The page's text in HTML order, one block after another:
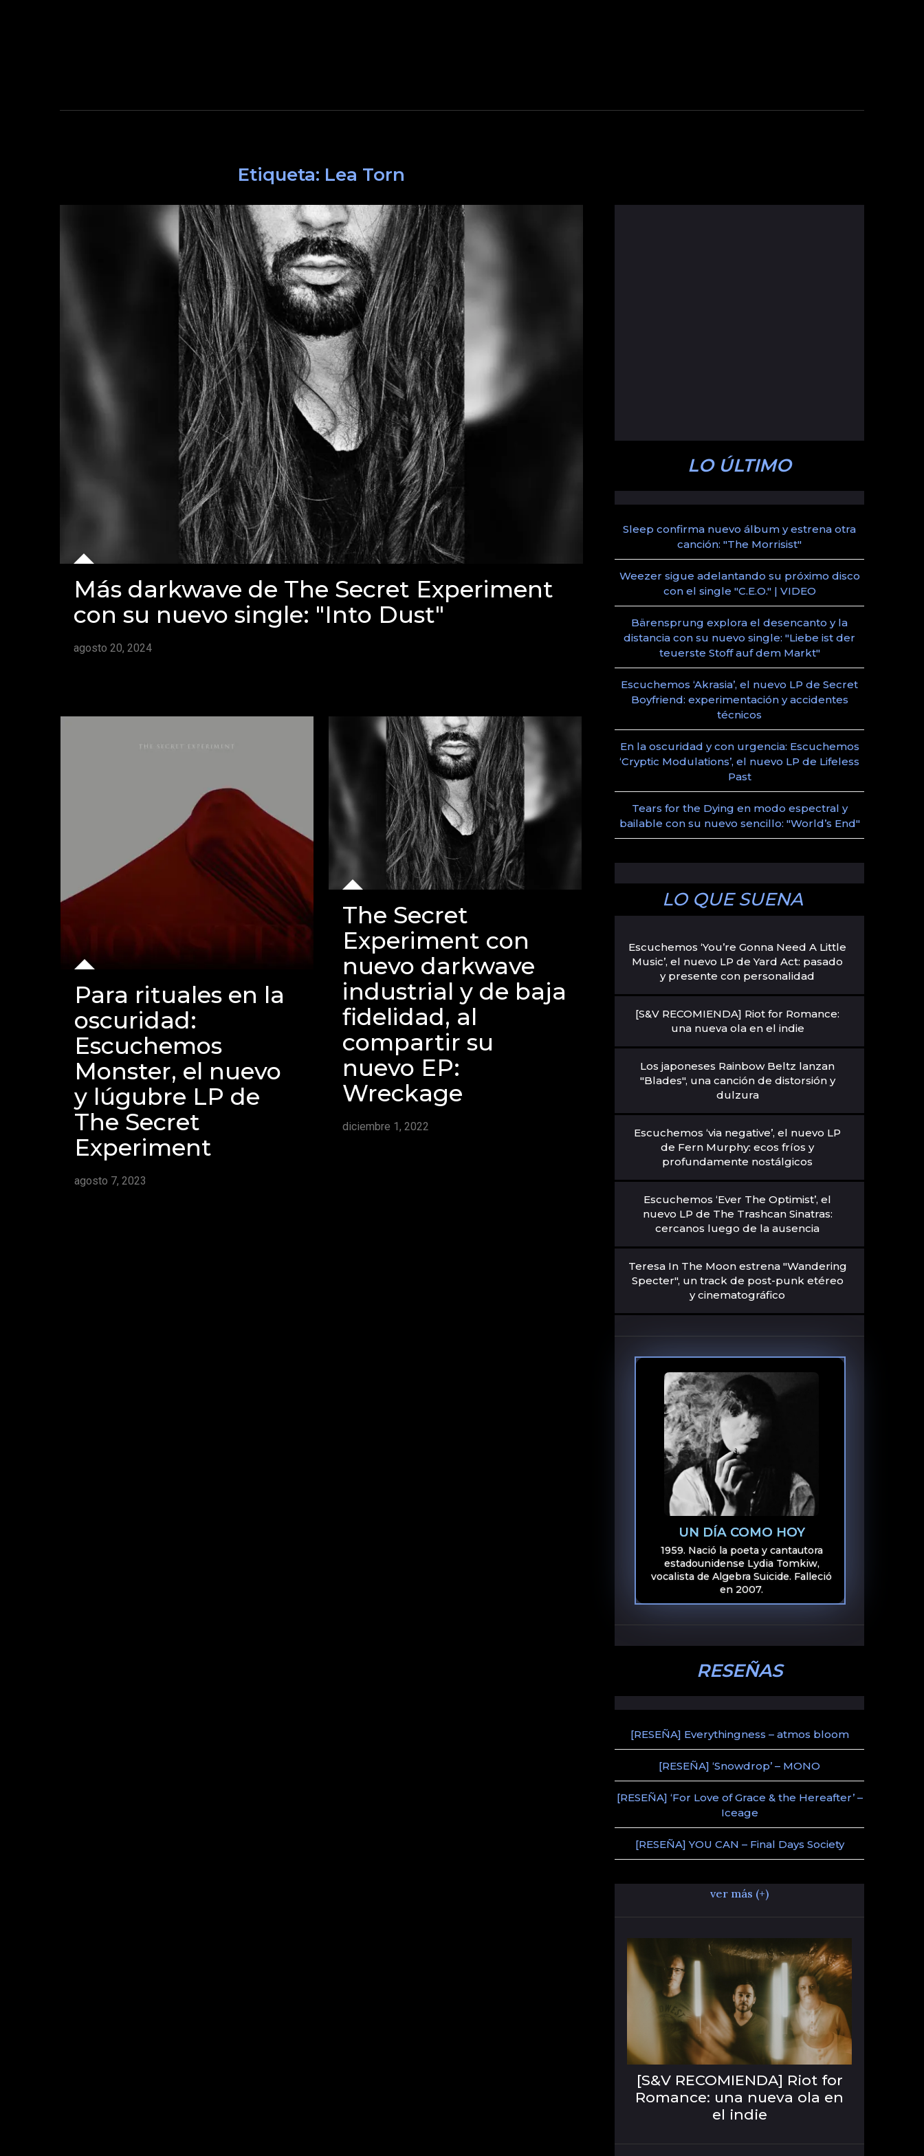
Etiqueta: Lea Torn
Más darkwave de The Secret Experiment
con su nuevo single: "Into Dust"
agosto 20, 2024
Para rituales en la
oscuridad:
Escuchemos
Monster, el nuevo
y lúgubre LP de
The Secret
Experiment
agosto 7, 2023
The Secret
Experiment con
nuevo darkwave
industrial y de baja
fidelidad, al
compartir su
nuevo EP:
Wreckage
diciembre 1, 2022
LO ÚLTIMO
Sleep confirma nuevo álbum y estrena otra
canción: "The Morrisist"
Weezer sigue adelantando su próximo disco
con el single "C.E.O." | VIDEO
Bärensprung explora el desencanto y la
distancia con su nuevo single: "Liebe ist der
teuerste Stoff auf dem Markt"
Escuchemos ‘Akrasia’, el nuevo LP de Secret
Boyfriend: experimentación y accidentes
técnicos
En la oscuridad y con urgencia: Escuchemos
‘Cryptic Modulations’, el nuevo LP de Lifeless
Past
Tears for the Dying en modo espectral y
bailable con su nuevo sencillo: "World’s End"
LO QUE SUENA
Escuchemos ‘You’re Gonna Need A Little
Music’, el nuevo LP de Yard Act: pasado
y presente con personalidad
[S&V RECOMIENDA] Riot for Romance:
una nueva ola en el indie
Los japoneses Rainbow Beltz lanzan
"Blades", una canción de distorsión y
dulzura
Escuchemos ‘via negative’, el nuevo LP
de Fern Murphy: ecos fríos y
profundamente nostálgicos
Escuchemos ‘Ever The Optimist’, el
nuevo LP de The Trashcan Sinatras:
cercanos luego de la ausencia
Teresa In The Moon estrena "Wandering
Specter", un track de post-punk etéreo
y cinematográfico
UN DÍA COMO HOY
1959. Nació la poeta y cantautora
estadounidense Lydia Tomkiw,
vocalista de Algebra Suicide. Falleció
en 2007.
RESEÑAS
[RESEÑA] Everythingness – atmos bloom
[RESEÑA] ‘Snowdrop’ – MONO
[RESEÑA] ‘For Love of Grace & the Hereafter’ –
Iceage
[RESEÑA] YOU CAN – Final Days Society
ver más (+)
[S&V RECOMIENDA] Riot for
Romance: una nueva ola en
el indie